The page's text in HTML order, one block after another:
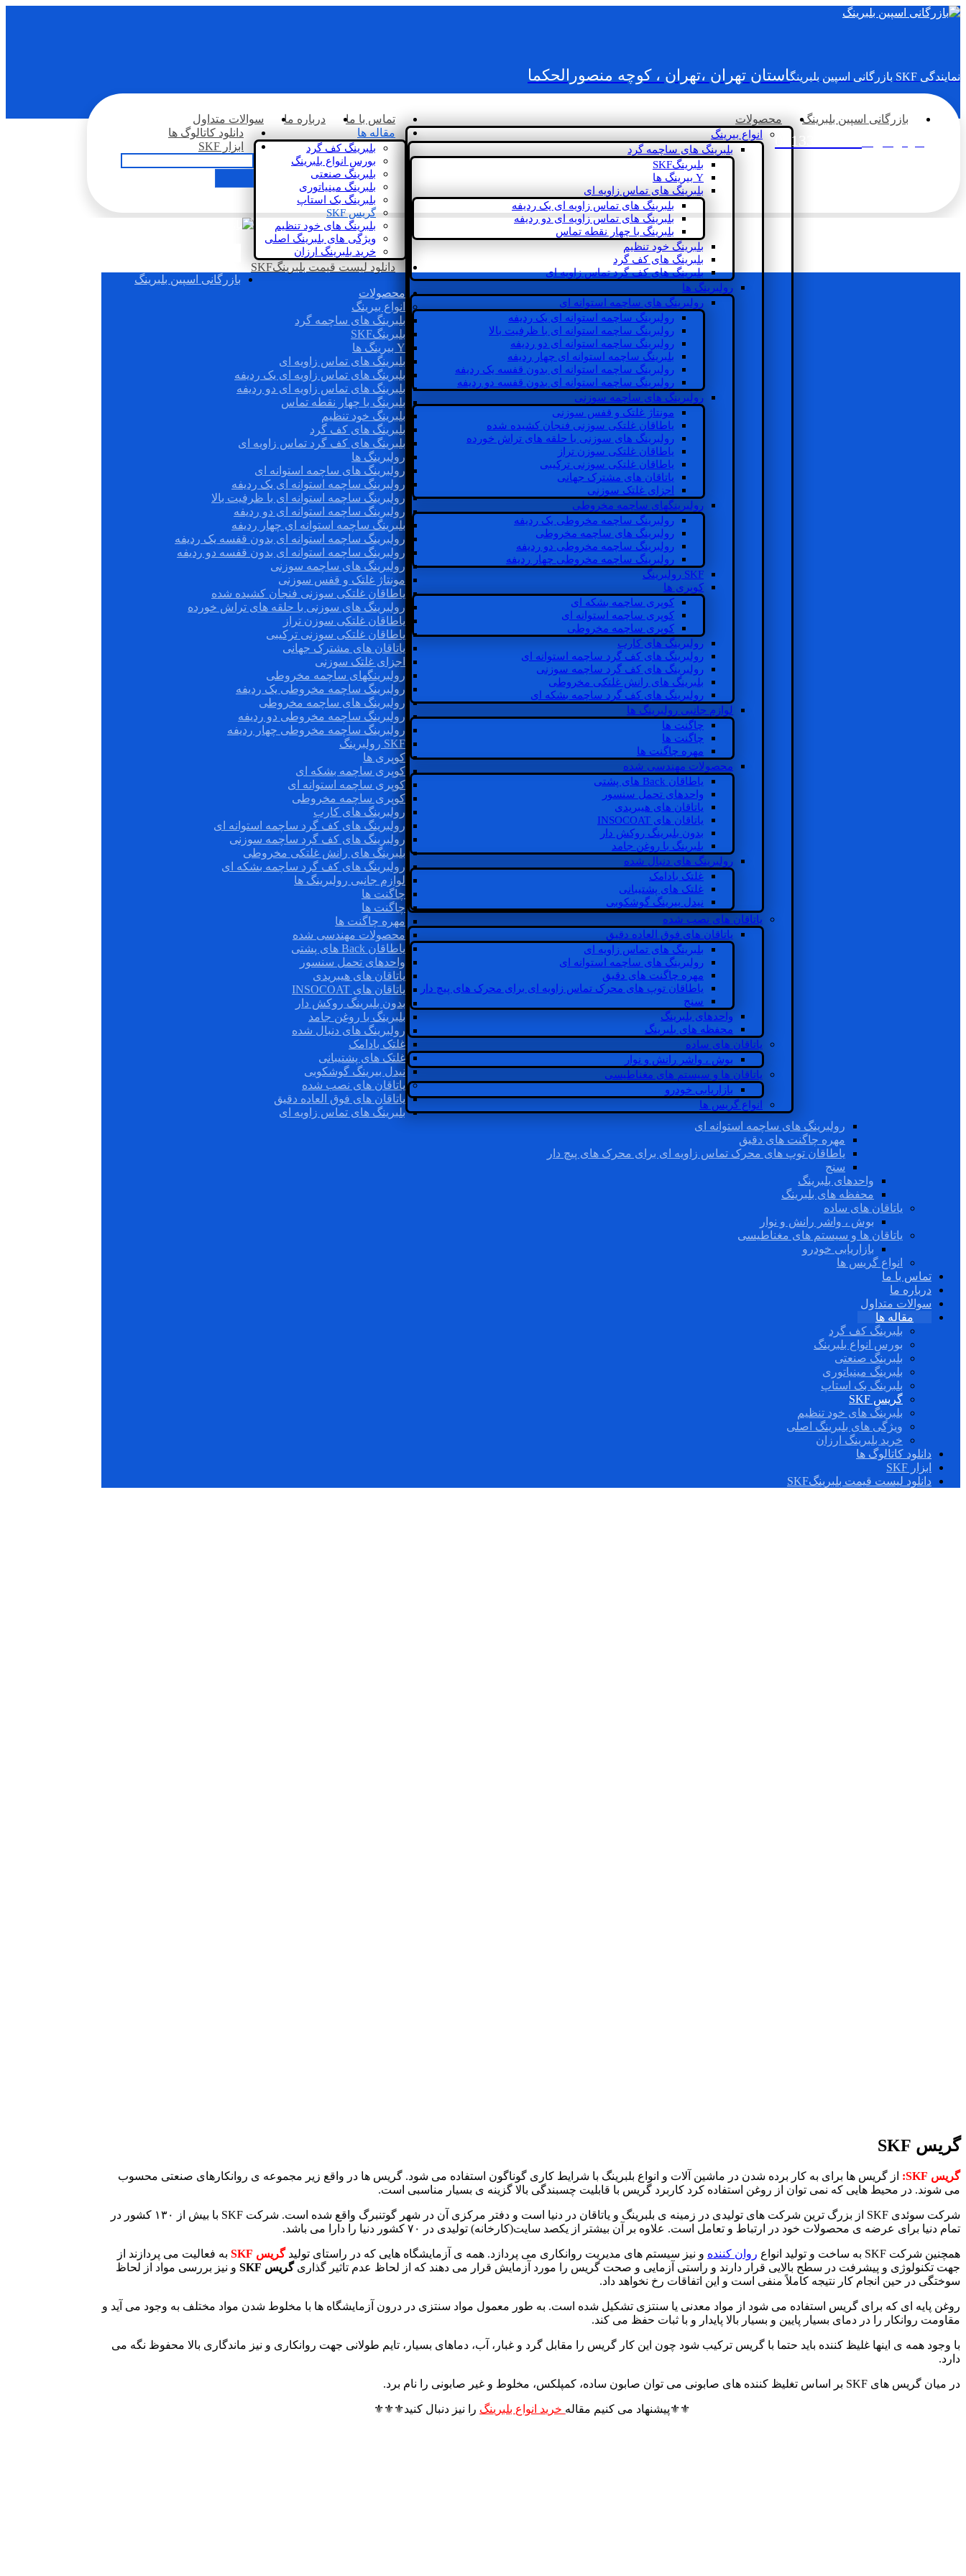
نمایندگی SKF بازرگانی اسپین بلبرینگ استان تهران ،تهران ، کوچه منصورالحکما
02133936833
بازرگانی اسپین بلبرینگ محصولات
انواع بیرینگ
بلبرینگ های ساچمه گرد
بلبرینگSKF
Y بیرینگ ها
بلبرینگ های تماس زاویه ای
بلبرینگ های تماس زاویه ای یک ردیفه
بلبرینگ های تماس زاویه ای دو ردیفه
بلبرینگ با چهار نقطه تماس
بلبرینگ خود تنظیم
بلبرینگ های کف گرد
بلبرینگ های کف گرد تماس زاویه ای
رولبرینگ ها
رولبرینگ های ساچمه استوانه ای
رولبرینگ ساچمه استوانه ای یک ردیفه
رولبرینگ ساچمه استوانه ای با ظرفیت بالا
رولبرینگ ساچمه استوانه ای دو ردیفه
بلبرینگ ساچمه استوانه ای چهار ردیفه
رولبرینگ ساچمه استوانه ای بدون قفسه یک ردیفه
رولبرینگ ساچمه استوانه ای بدون قفسه دو ردیفه
رولبرینگ های ساچمه سوزنی
مونتاژ غلتک و قفس سوزنی
یاطاقان غلتکی سوزنی فنجان کشیده شده
رولبرینگ های سوزنی با حلقه های تراش خورده
یاطاقان غلتکی سوزن تراز
یاطاقان غلتکی سوزنی ترکیبی
یاتاقان های مشترک جهانی
اجزای غلتک سوزنی
رولبرینگهای ساچمه مخروطی
رولبرینگ ساچمه مخروطی یک ردیفه
رولبرینگ های ساچمه مخروطی
رولبرینگ ساچمه مخروطی دو ردیفه
رولبرینگ ساچمه مخروطی چهار ردیفه
SKF رولبرینگ
کوپری ها
کوپری ساچمه بشکه ای
کوپری ساچمه استوانه ای
کوپری ساچمه مخروطی
رولبرینگ های کارب
رولبرینگ های کف گرد ساچمه استوانه ای
رولبرینگ های کف گرد ساچمه سوزنی
بلبرینگ های رانش غلتکی مخروطی
رولبرینگ های کف گرد ساچمه بشکه ای
لوازم جانبی رولبرینگ ها
چاگنت ها
چاگنت ها
مهره چاگنت ها
محصولات مهندسی شده
یاطاقان Back های پشتی
واحدهای تحمل سنسور
یاتاقان های هیبریدی
یاتاقان های INSOCOAT
بدون بلبرینگ روکش دار
بلبرینگ با روغن جامد
رولبرینگ های دنبال شده
غلتک بادامک
غلتک های پشتیبانی
نیدل بیرینگ گوشکوبی
یاتاقان های نصب شده
یاتاقان های فوق العاده دقیق
بلبرینگ های تماس زاویه ای
رولبرینگ های ساچمه استوانه ای
مهره چاگنت های دقیق
یاطاقان توپ های محرک تماس زاویه ای برای محرک های پیچ دار
سنج
واحدهای بلبرینگ
محفظه های بلبرینگ
یاتاقان های ساده
بوش ، واشر رانش و نوار
یاتاقان ها و سیستم های مغناطیسی
بازاریابی خودرو
انواع گریس ها
تماس با ما درباره ما
سوالات متداول
مقاله ها
بلبرینگ کف گرد
بورس انواع بلبرینگ
بلبرینگ صنعتی
بلبرینگ مینیاتوری
بلبرینگ بک استاپ
گریس SKF
بلبرینگ های خود تنظیم
ویژگی های بلبرینگ اصلی
خرید بلبرینگ ارزان
دانلود کاتالوگ ها
ابزار SKF
دانلود لیست قیمت بلبرینگSKF
بازرگانی اسپین بلبرینگ
محصولات
انواع بیرینگ
بلبرینگ های ساچمه گرد
بلبرینگSKF
Y بیرینگ ها
بلبرینگ های تماس زاویه ای
بلبرینگ های تماس زاویه ای یک ردیفه
بلبرینگ های تماس زاویه ای دو ردیفه
بلبرینگ با چهار نقطه تماس
بلبرینگ خود تنظیم
بلبرینگ های کف گرد
بلبرینگ های کف گرد تماس زاویه ای
رولبرینگ ها
رولبرینگ های ساچمه استوانه ای
رولبرینگ ساچمه استوانه ای یک ردیفه
رولبرینگ ساچمه استوانه ای با ظرفیت بالا
رولبرینگ ساچمه استوانه ای دو ردیفه
بلبرینگ ساچمه استوانه ای چهار ردیفه
رولبرینگ ساچمه استوانه ای بدون قفسه یک ردیفه
رولبرینگ ساچمه استوانه ای بدون قفسه دو ردیفه
رولبرینگ های ساچمه سوزنی
مونتاژ غلتک و قفس سوزنی
یاطاقان غلتکی سوزنی فنجان کشیده شده
رولبرینگ های سوزنی با حلقه های تراش خورده
یاطاقان غلتکی سوزن تراز
یاطاقان غلتکی سوزنی ترکیبی
یاتاقان های مشترک جهانی
اجزای غلتک سوزنی
رولبرینگهای ساچمه مخروطی
رولبرینگ ساچمه مخروطی یک ردیفه
رولبرینگ های ساچمه مخروطی
رولبرینگ ساچمه مخروطی دو ردیفه
رولبرینگ ساچمه مخروطی چهار ردیفه
SKF رولبرینگ
کوپری ها
کوپری ساچمه بشکه ای
کوپری ساچمه استوانه ای
کوپری ساچمه مخروطی
رولبرینگ های کارب
رولبرینگ های کف گرد ساچمه استوانه ای
رولبرینگ های کف گرد ساچمه سوزنی
بلبرینگ های رانش غلتکی مخروطی
رولبرینگ های کف گرد ساچمه بشکه ای
لوازم جانبی رولبرینگ ها
چاگنت ها
چاگنت ها
مهره چاگنت ها
محصولات مهندسی شده
یاطاقان Back های پشتی
واحدهای تحمل سنسور
یاتاقان های هیبریدی
یاتاقان های INSOCOAT
بدون بلبرینگ روکش دار
بلبرینگ با روغن جامد
رولبرینگ های دنبال شده
غلتک بادامک
غلتک های پشتیبانی
نیدل بیرینگ گوشکوبی
یاتاقان های نصب شده
یاتاقان های فوق العاده دقیق
بلبرینگ های تماس زاویه ای
رولبرینگ های ساچمه استوانه ای
مهره چاگنت های دقیق
یاطاقان توپ های محرک تماس زاویه ای برای محرک های پیچ دار
سنج
واحدهای بلبرینگ
محفظه های بلبرینگ
یاتاقان های ساده
بوش ، واشر رانش و نوار
یاتاقان ها و سیستم های مغناطیسی
بازاریابی خودرو
انواع گریس ها
تماس با ما
درباره ما
سوالات متداول
مقاله ها
بلبرینگ کف گرد
بورس انواع بلبرینگ
بلبرینگ صنعتی
بلبرینگ مینیاتوری
بلبرینگ بک استاپ
گریس SKF
بلبرینگ های خود تنظیم
ویژگی های بلبرینگ اصلی
خرید بلبرینگ ارزان
دانلود کاتالوگ ها
ابزار SKF
دانلود لیست قیمت بلبرینگSKF
گریس SKF
گریس SKF:
از گریس ها برای به کار برده شدن در ماشین‌ آلات و انواع بلبرینگ با شرایط کاری گوناگون استفاده می‌ شود. گریس ها در واقع زیر مجموعه ی روانکارهای صنعتی محسوب
می‌ شوند. در محیط‌ هایی که نمی‌ توان از روغن استفاده کرد کاربرد گریس با قابلیت چسبندگی بالا گزینه ی بسیار مناسبی است.
شرکت سوئدی SKF از بزرگ‌ ترین شرکت‌ های تولیدی در زمینه ی بلبرینگ و یاتاقان در دنیا است و دفتر مرکزی آن در شهر گوتنبرگ واقع‌ شده است. شرکت SKF با بیش‌ از ۱۳۰ کشور در
تمام دنیا برای عرضه ی محصولات خود در ارتباط و تعامل است. علاوه‌ بر آن بیشتر از یکصد سایت(کارخانه) تولیدی در ۷۰ کشور دنیا را دارا می‌ باشد.
همچنین شرکت SKF به ساخت و تولید انواع روان کننده و نیز سیستم‌ های مدیریت روانکاری می‌ پردازد. همه ی آزمایشگاه‌ هایی که در راستای تولید گریس
به فعالیت می‌ پردازند از
جهت تکنولوژی و پیشرفت در سطح بالایی قرار دارند و راستی‌ آزمایی و صحت گریس را مورد آزمایش قرار می‌ دهند که از لحاظ عدم تاثیر گذاریگریس
و نیز بررسی مواد از لحاظ
سوختگی در حین انجام کار نتیجه کاملاً منفی است و این اتفاقات رخ نخواهد داد.
روغن پایه‌ ای که برای گریس استفاده می‌ شود از مواد معدنی یا سنتزی تشکیل‌ شده است. به‌ طور معمول مواد سنتزی در درون آزمایشگاه‌ ها با مخلوط شدن مواد مختلف به وجود می‌ آید و
مقاومت روانکار را در دمای بسیار پایین و بسیار بالا پایدار و با ثبات حفظ می‌ کند.
با وجود همه ی اینها غلیظ کننده باید حتما با گریس ترکیب شود چون این کار گریس را مقابل گرد و غبار، آب، دماهای بسیار، تایم طولانی جهت روانکاری و نیز ماندگاری بالا محفوظ نگه می‌
دارد.
در میان گریس‌ های SKF بر اساس تغلیظ کننده‌ های صابونی می‌ توان صابون ساده، کمپلکس، مخلوط و غیر صابونی را نام برد.
⚜️⚜️پیشنهاد می کنیم مقاله خرید انواع بلبرینگ را نیز دنبال کنید⚜️⚜️⚜️